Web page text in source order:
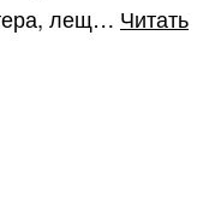
лещ… Читать